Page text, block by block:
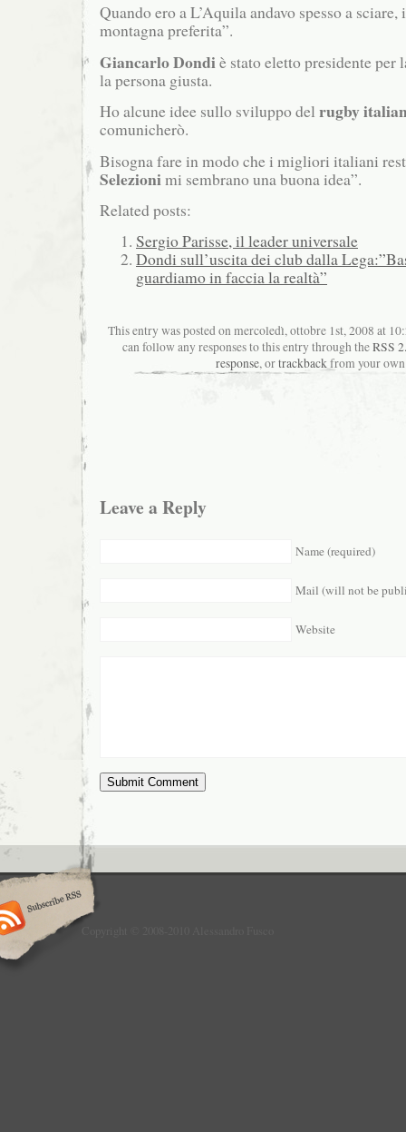
Quando ero a L’Aquila andavo spesso a
montagna preferita”.
Giancarlo Dondiè stato eletto presidente per
la persona giusta.
Ho alcune idee sullo sviluppo del rugby
comunicherò.
Bisogna fare in modo che i migliori italiani
Selezionimi sembrano una buona idea”.
Related posts:
Sergio Parisse, il leader universale
Dondi sull’uscita dei club dalla
guardiamo in faccia la realtà”
This entry was posted on mercoledì, ottobre 1st, 2008 at
can follow any responses to this entry through theRSS
response, ortrackbackfrom your
Leave a Reply
Name (required)
Mail (will not be
Website